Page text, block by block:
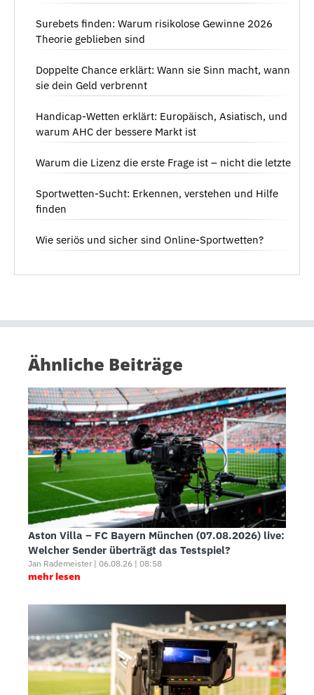
Surebets finden: Warum risikolose Gewinne 2026
Theorie geblieben sind
Doppelte Chance erklärt: Wann sie Sinn macht, wann
sie dein Geld verbrennt
Handicap-Wetten erklärt: Europäisch, Asiatisch, und
warum AHC der bessere Markt ist
Warum die Lizenz die erste Frage ist – nicht die letzte
Sportwetten-Sucht: Erkennen, verstehen und Hilfe
finden
Wie seriös und sicher sind Online-Sportwetten?
Ähnliche Beiträge
Aston Villa – FC Bayern München (07.08.2026) live:
Welcher Sender überträgt das Testspiel?
Jan Rademeister | 06.08.26 | 08:58
mehr lesen